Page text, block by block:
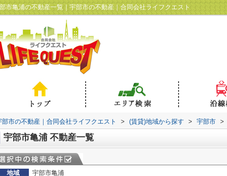
市亀浦の不動産一覧｜宇部市の不動産｜合同会社ライフクエスト
部市の不動産｜合同会社ライフクエスト > (賃貸)地域から探す > 宇部市 >
宇部市亀浦 不動産一覧
地域
宇部市亀浦